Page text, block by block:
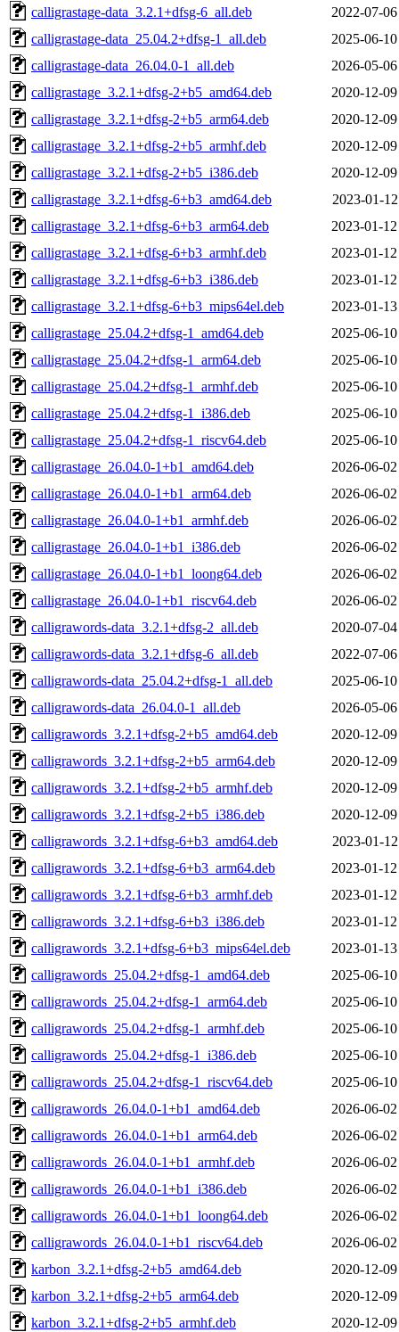
calligrastage-data_3.2.1+dfsg-6_all.deb
2022-07-
calligrastage-data_25.04.2+dfsg-1_all.deb
2025-06-
calligrastage-data_26.04.0-1_all.deb
2026-05-
calligrastage_3.2.1+dfsg-2+b5_amd64.deb
2020-12-
calligrastage_3.2.1+dfsg-2+b5_arm64.deb
2020-12-
calligrastage_3.2.1+dfsg-2+b5_armhf.deb
2020-12-
calligrastage_3.2.1+dfsg-2+b5_i386.deb
2020-12-
calligrastage_3.2.1+dfsg-6+b3_amd64.deb
2023-01-
calligrastage_3.2.1+dfsg-6+b3_arm64.deb
2023-01-
calligrastage_3.2.1+dfsg-6+b3_armhf.deb
2023-01-
calligrastage_3.2.1+dfsg-6+b3_i386.deb
2023-01-
calligrastage_3.2.1+dfsg-6+b3_mips64el.deb
2023-01-
calligrastage_25.04.2+dfsg-1_amd64.deb
2025-06-
calligrastage_25.04.2+dfsg-1_arm64.deb
2025-06-
calligrastage_25.04.2+dfsg-1_armhf.deb
2025-06-
calligrastage_25.04.2+dfsg-1_i386.deb
2025-06-
calligrastage_25.04.2+dfsg-1_riscv64.deb
2025-06-
calligrastage_26.04.0-1+b1_amd64.deb
2026-06-
calligrastage_26.04.0-1+b1_arm64.deb
2026-06-
calligrastage_26.04.0-1+b1_armhf.deb
2026-06-
calligrastage_26.04.0-1+b1_i386.deb
2026-06-
calligrastage_26.04.0-1+b1_loong64.deb
2026-06-
calligrastage_26.04.0-1+b1_riscv64.deb
2026-06-
calligrawords-data_3.2.1+dfsg-2_all.deb
2020-07-
calligrawords-data_3.2.1+dfsg-6_all.deb
2022-07-
calligrawords-data_25.04.2+dfsg-1_all.deb
2025-06-
calligrawords-data_26.04.0-1_all.deb
2026-05-
calligrawords_3.2.1+dfsg-2+b5_amd64.deb
2020-12-
calligrawords_3.2.1+dfsg-2+b5_arm64.deb
2020-12-
calligrawords_3.2.1+dfsg-2+b5_armhf.deb
2020-12-
calligrawords_3.2.1+dfsg-2+b5_i386.deb
2020-12-
calligrawords_3.2.1+dfsg-6+b3_amd64.deb
2023-01-
calligrawords_3.2.1+dfsg-6+b3_arm64.deb
2023-01-
calligrawords_3.2.1+dfsg-6+b3_armhf.deb
2023-01-
calligrawords_3.2.1+dfsg-6+b3_i386.deb
2023-01-
calligrawords_3.2.1+dfsg-6+b3_mips64el.deb
2023-01-
calligrawords_25.04.2+dfsg-1_amd64.deb
2025-06-
calligrawords_25.04.2+dfsg-1_arm64.deb
2025-06-
calligrawords_25.04.2+dfsg-1_armhf.deb
2025-06-
calligrawords_25.04.2+dfsg-1_i386.deb
2025-06-
calligrawords_25.04.2+dfsg-1_riscv64.deb
2025-06-
calligrawords_26.04.0-1+b1_amd64.deb
2026-06-
calligrawords_26.04.0-1+b1_arm64.deb
2026-06-
calligrawords_26.04.0-1+b1_armhf.deb
2026-06-
calligrawords_26.04.0-1+b1_i386.deb
2026-06-
calligrawords_26.04.0-1+b1_loong64.deb
2026-06-
calligrawords_26.04.0-1+b1_riscv64.deb
2026-06-
karbon_3.2.1+dfsg-2+b5_amd64.deb
2020-12-
karbon_3.2.1+dfsg-2+b5_arm64.deb
2020-12-
karbon_3.2.1+dfsg-2+b5_armhf.deb
2020-12-